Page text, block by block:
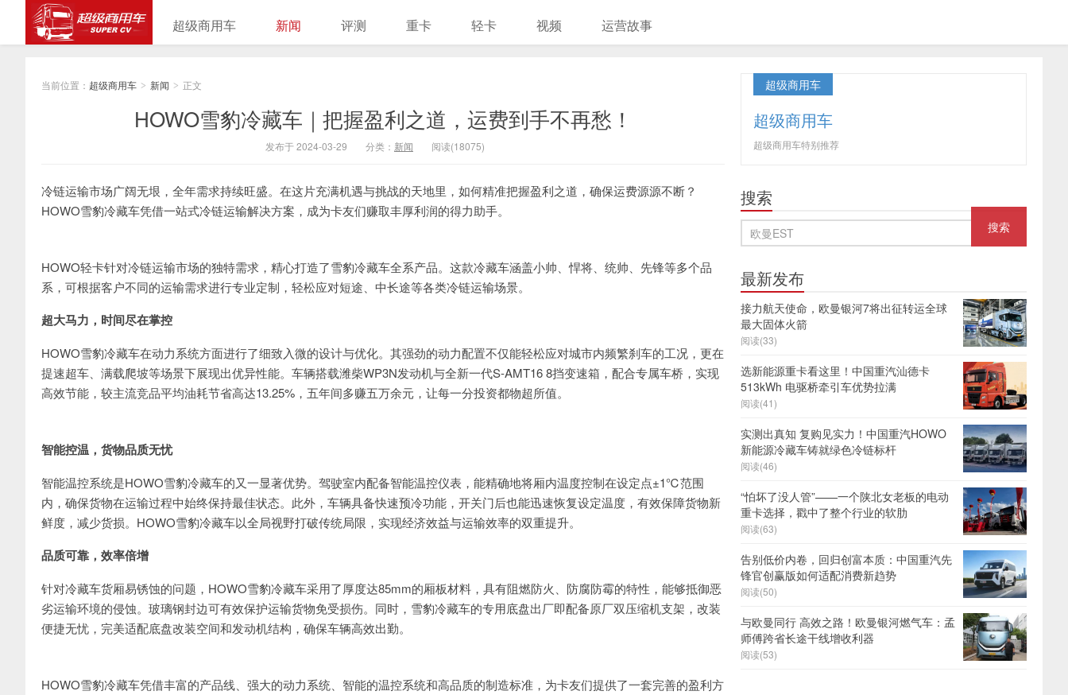
超级商用车 新闻 评测 重卡 轻卡 视频 运营故事
当前位置： 超级商用车 > 新闻 > 正文
HOWO雪豹冷藏车｜把握盈利之道，运费到手不再愁！
发布于 2024-03-29 分类： 新闻 阅读(18075)
冷链运输市场广阔无垠，全年需求持续旺盛。在这片充满机遇与挑战的天地里，如何精准把握盈利之道，确保运费源源不断？
HOWO雪豹冷藏车凭借一站式冷链运输解决方案，成为卡友们赚取丰厚利润的得力助手。
HOWO轻卡针对冷链运输市场的独特需求，精心打造了雪豹冷藏车全系产品。这款冷藏车涵盖小帅、悍将、统帅、先锋等多个品
系，可根据客户不同的运输需求进行专业定制，轻松应对短途、中长途等各类冷链运输场景。
超大马力，时间尽在掌控
HOWO雪豹冷藏车在动力系统方面进行了细致入微的设计与优化。其强劲的动力配置不仅能轻松应对城市内频繁刹车的工况，更在
提速超车、满载爬坡等场景下展现出优异性能。车辆搭载潍柴WP3N发动机与全新一代S-AMT16 8挡变速箱，配合专属车桥，实现
高效节能，较主流竞品平均油耗节省高达13.25%，五年间多赚五万余元，让每一分投资都物超所值。
智能控温，货物品质无忧
智能温控系统是HOWO雪豹冷藏车的又一显著优势。驾驶室内配备智能温控仪表，能精确地将厢内温度控制在设定点±1℃范围
内，确保货物在运输过程中始终保持最佳状态。此外，车辆具备快速预冷功能，开关门后也能迅速恢复设定温度，有效保障货物新
鲜度，减少货损。HOWO雪豹冷藏车以全局视野打破传统局限，实现经济效益与运输效率的双重提升。
品质可靠，效率倍增
针对冷藏车货厢易锈蚀的问题，HOWO雪豹冷藏车采用了厚度达85mm的厢板材料，具有阻燃防火、防腐防霉的特性，能够抵御恶
劣运输环境的侵蚀。玻璃钢封边可有效保护运输货物免受损伤。同时，雪豹冷藏车的专用底盘出厂即配备原厂双压缩机支架，改装
便捷无忧，完美适配底盘改装空间和发动机结构，确保车辆高效出勤。
HOWO雪豹冷藏车凭借丰富的产品线、强大的动力系统、智能的温控系统和高品质的制造标准，为卡友们提供了一套完善的盈利方
超级商用车
超级商用车
超级商用车特别推荐
搜索
最新发布
接力航天使命，欧曼银河7将出征转运全球
最大固体火箭
阅读(33)
选新能源重卡看这里！中国重汽汕德卡
513kWh 电驱桥牵引车优势拉满
阅读(41)
实测出真知 复购见实力！中国重汽HOWO
新能源冷藏车铸就绿色冷链标杆
阅读(46)
“怕坏了没人管”——一个陕北女老板的电动
重卡选择，戳中了整个行业的软肋
阅读(63)
告别低价内卷，回归创富本质：中国重汽先
锋官创赢版如何适配消费新趋势
阅读(50)
与欧曼同行 高效之路！欧曼银河燃气车：孟
师傅跨省长途干线增收利器
阅读(53)